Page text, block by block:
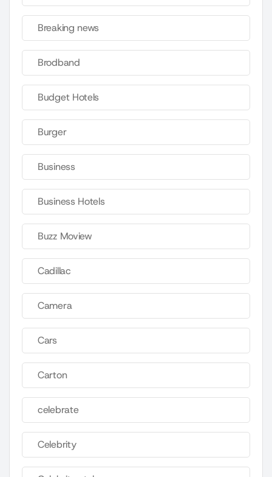
Breaking news
Brodband
Budget Hotels
Burger
Business
Business Hotels
Buzz Moview
Cadillac
Camera
Cars
Carton
celebrate
Celebrity